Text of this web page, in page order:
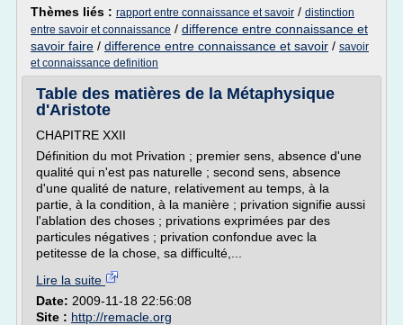
Thèmes liés : rapport entre connaissance et savoir / distinction
entre savoir et connaissance / difference entre connaissance et
savoir faire / difference entre connaissance et savoir / savoir
et connaissance definition
Table des matières de la Métaphysique
d'Aristote
CHAPITRE XXII
Définition du mot Privation ; premier sens, absence d'une
qualité qui n'est pas naturelle ; second sens, absence
d'une qualité de nature, relativement au temps, à la
partie, à la condition, à la manière ; privation signifie aussi
l'ablation des choses ; privations exprimées par des
particules négatives ; privation confondue avec la
petitesse de la chose, sa difficulté,...
Lire la suite
Date: 2009-11-18 22:56:08
Site : http://remacle.org